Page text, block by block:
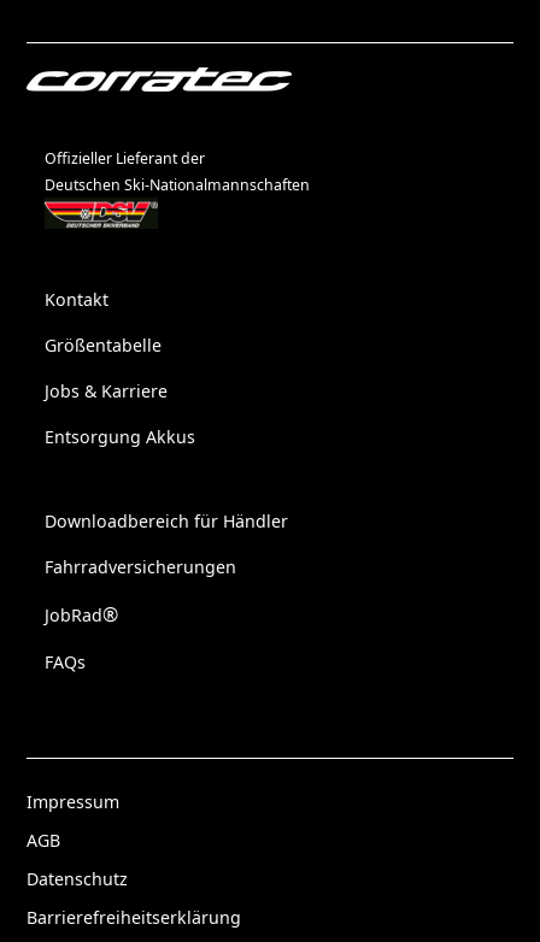
Offizieller Lieferant der
Deutschen Ski-Nationalmannschaften
Kontakt
Größentabelle
Jobs & Karriere
Entsorgung Akkus
Downloadbereich für Händler
Fahrradversicherungen
JobRad®
FAQs
Impressum
AGB
Datenschutz
Barrierefreiheitserklärung